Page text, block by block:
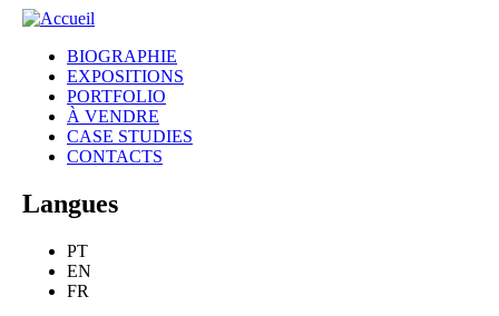
mabunda
Menu principal
BIOGRAPHIE
EXPOSITIONS
PORTFOLIO
À VENDRE
CASE STUDIES
CONTACTS
Langues
PT
EN
FR